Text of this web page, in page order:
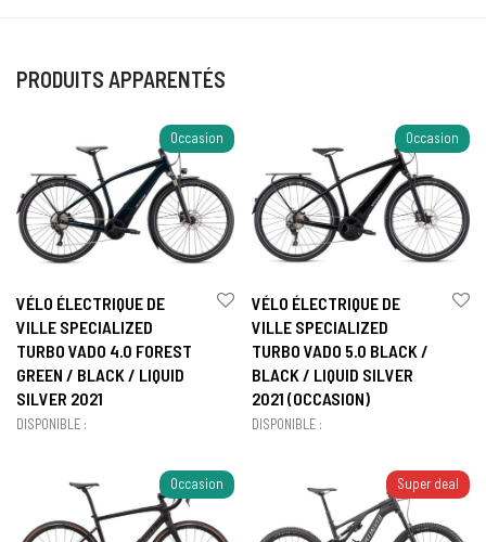
PRODUITS APPARENTÉS
Occasion
VÉLO ÉLECTRIQUE DE
VILLE SPECIALIZED
TURBO VADO 4.0 FOREST
GREEN / BLACK / LIQUID
SILVER 2021
DISPONIBLE :
Occasion
VÉLO ÉLECTRIQUE DE
VILLE SPECIALIZED
TURBO VADO 5.0 BLACK /
BLACK / LIQUID SILVER
2021 (OCCASION)
DISPONIBLE :
Occasion Super deal